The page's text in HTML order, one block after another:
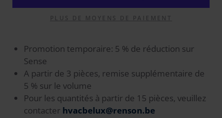
PLUS DE MOYENS DE PAIEMENT
Promotion temporaire: 5 % de réduction sur
Sense
A partir de 3 pièces, remise supplémentaire de
5 % sur le volume
Pour les quantités à partir de 15 pièces, veuillez
contacter hvacbelux@renson.be